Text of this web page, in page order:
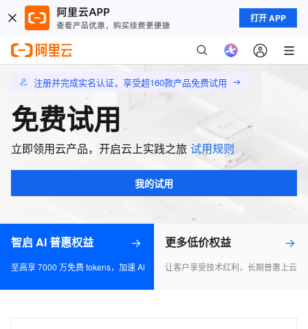
打开 APP
注册并完成实名认证，享受超160款产品免费试用
免费试用
立即领用云产品，开启云上实践之旅 试用规则
我的试用
智启 AI 普惠权益
至高享 7000 万免费 tokens，加速 Al 应用落地
更多低价权益
让客户享受技术红利，长期普惠上云